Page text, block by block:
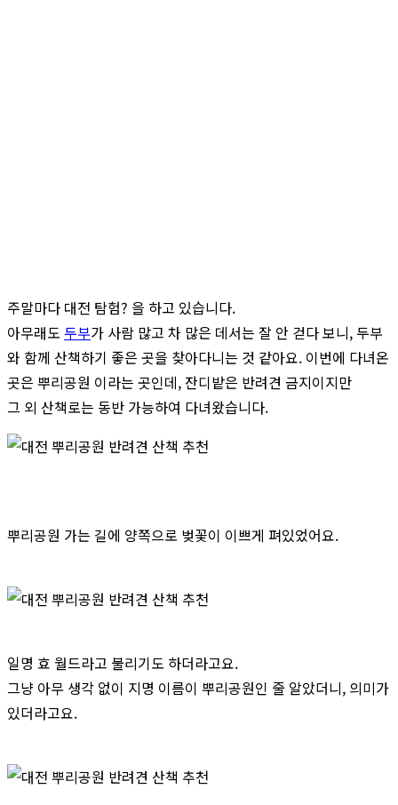
주말마다 대전 탐험? 을 하고 있습니다.
아무래도 두부가 사람 많고 차 많은 데서는 잘 안 걷다 보니, 두부
와 함께 산책하기 좋은 곳을 찾아다니는 것 같아요. 이번에 다녀온
곳은 뿌리공원 이라는 곳인데, 잔디밭은 반려견 금지이지만
그 외 산책로는 동반 가능하여 다녀왔습니다.
뿌리공원 가는 길에 양쪽으로 벚꽃이 이쁘게 펴있었어요.
일명 효 월드라고 불리기도 하더라고요.
그냥 아무 생각 없이 지명 이름이 뿌리공원인 줄 알았더니, 의미가
있더라고요.